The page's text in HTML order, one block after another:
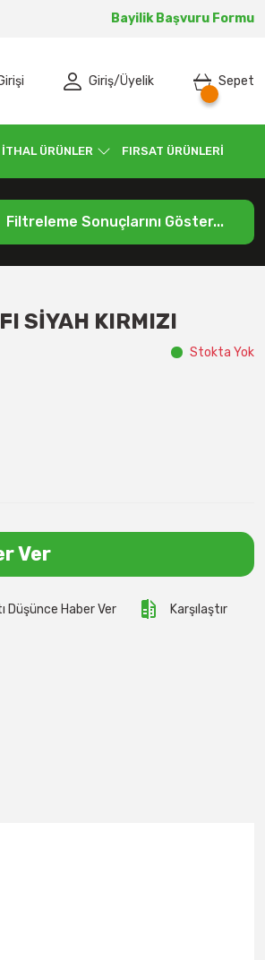
Bayilik Başvuru Formu
Giriş/Üyelik Sepet
İTHAL ÜRÜNLER FIRSAT ÜRÜNLERİ
Filtreleme Sonuçlarını Göster...
SİYAH KIRMIZI
Stokta Yok
Ver
Düşünce Haber Ver Karşılaştır